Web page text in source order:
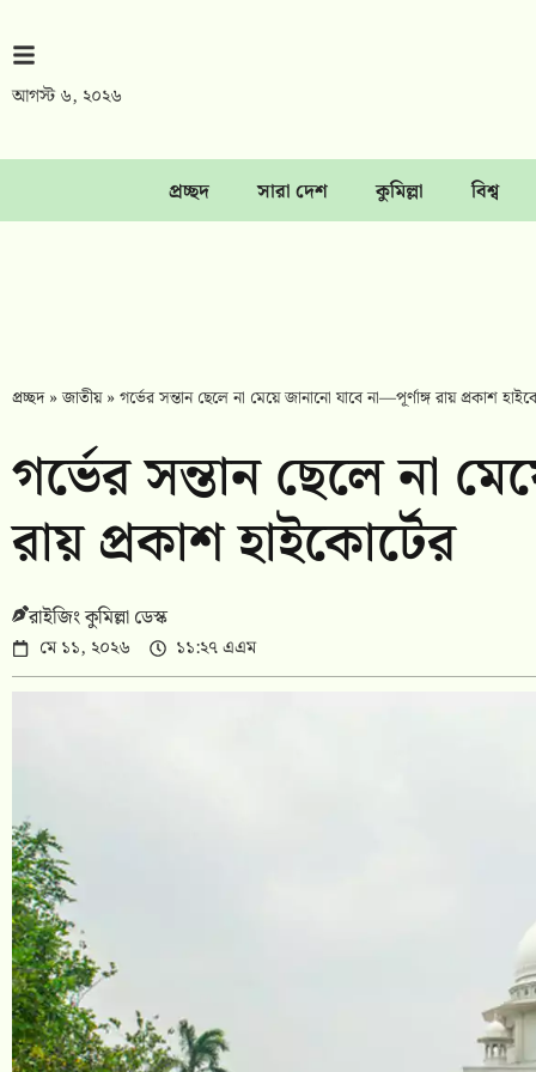
আগস্ট ৬, ২০২৬
প্রচ্ছদ সারা দেশ কুমিল্লা বিশ্ব
প্রচ্ছদ»জাতীয়»গর্ভের সন্তান ছেলে না মেয়ে জানানো যাবে না—পূর্ণাঙ্গ রায় প্রকাশ
গর্ভের সন্তান ছেলে না
রায় প্রকাশ হাইকোর্টের
রাইজিং কুমিল্লা ডেস্ক
মে ১১, ২০২৬ ১১:২৭ এএম